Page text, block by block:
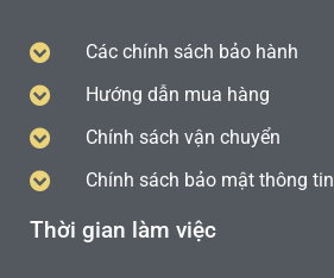
Các chính sách bảo hành
Hướng dẫn mua hàng
Chính sách vận chuyển
Chính sách bảo mật thông tin
Thời gian làm việc